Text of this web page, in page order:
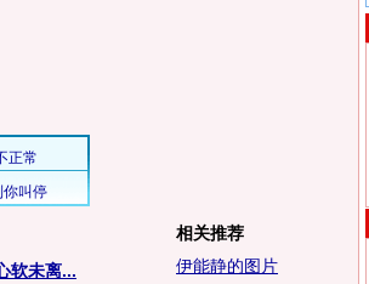
软未离...
相关推荐
伊能静的图片